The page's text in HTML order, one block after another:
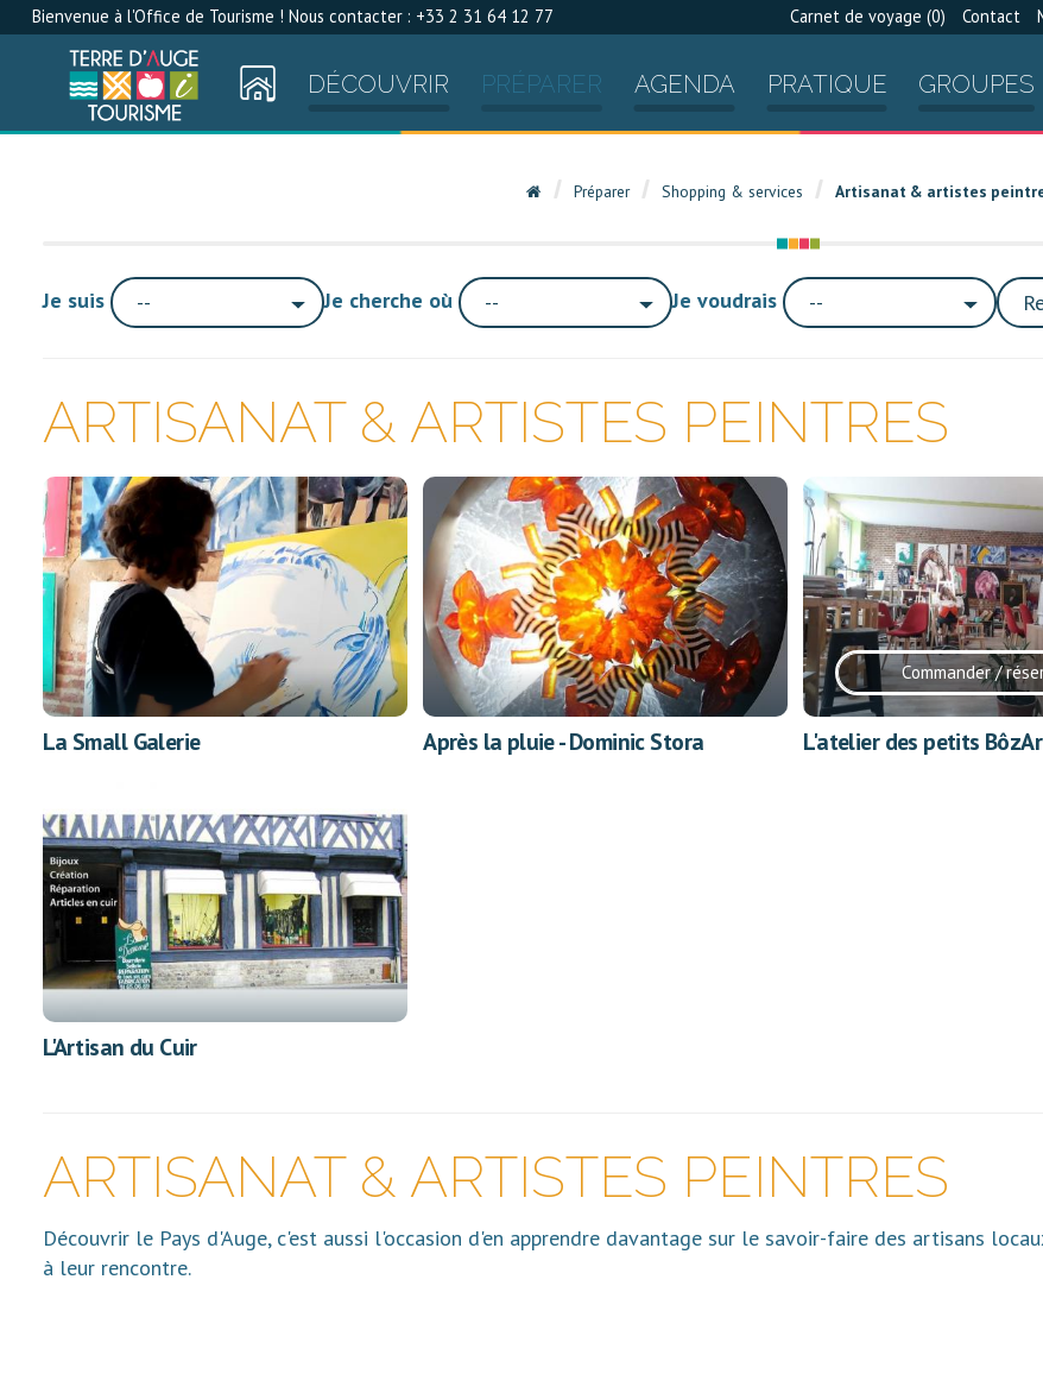
Bienvenue à l'Office de Tourisme ! Nous contacter : +33 2 31 64 12 77 Carnet de voyage (0) Contact
DÉCOUVRIR PRÉPARER AGENDA PRATIQUE GROUPES
Préparer Shopping & services Artisanat & artistes
Je suis -- Je cherche où -- Je voudrais --
ARTISANAT & ARTISTES PEINTRES
La Small Galerie Après la pluie - Dominic Stora
Commander /
L'atelier des petits
L'Artisan du Cuir
ARTISANAT & ARTISTES PEINTRES
Découvrir le Pays d'Auge, c'est aussi l'occasion d'en apprendre davantage sur le savoir-faire des artisans
à leur rencontre.